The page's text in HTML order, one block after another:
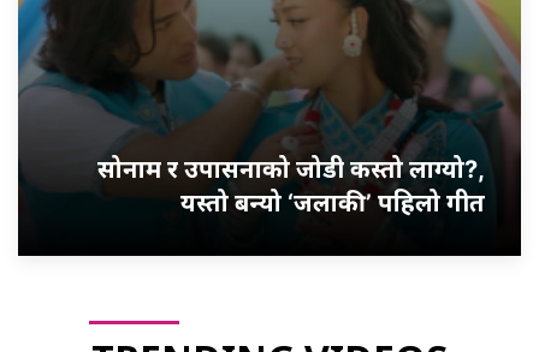
सोनाम र उपासनाको जोडी कस्तो लाग्यो?,
यस्तो बन्यो ‘जलाकी’ पहिलो गीत